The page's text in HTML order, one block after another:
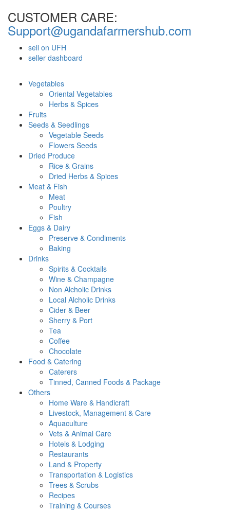
CUSTOMER CARE:
Support@ugandafarmershub.com
sell on UFH
seller dashboard
Vegetables
Oriental Vegetables
Herbs & Spices
Fruits
Seeds & Seedlings
Vegetable Seeds
Flowers Seeds
Dried Produce
Rice & Grains
Dried Herbs & Spices
Meat & Fish
Meat
Poultry
Fish
Eggs & Dairy
Preserve & Condiments
Baking
Drinks
Spirits & Cocktails
Wine & Champagne
Non Alcholic Drinks
Local Alcholic Drinks
Cider & Beer
Sherry & Port
Tea
Coffee
Chocolate
Food & Catering
Caterers
Tinned, Canned Foods & Package
Others
Home Ware & Handicraft
Livestock, Management & Care
Aquaculture
Vets & Animal Care
Hotels & Lodging
Restaurants
Land & Property
Transportation & Logistics
Trees & Scrubs
Recipes
Training & Courses